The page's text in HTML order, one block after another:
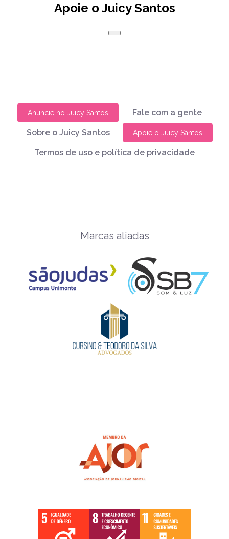
Apoie o Juicy Santos
Anuncie no Juicy Santos Fale com a gente
Sobre o Juicy Santos Apoie o Juicy Santos
Termos de uso e política de privacidade
Marcas aliadas